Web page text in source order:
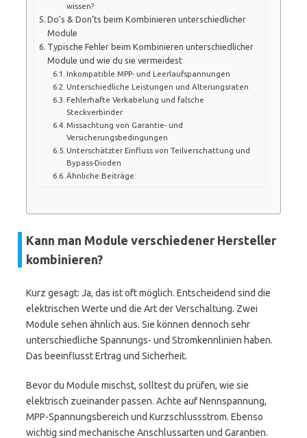
wissen?
Do’s & Don’ts beim Kombinieren unterschiedlicher
Module
Typische Fehler beim Kombinieren unterschiedlicher
Module und wie du sie vermeidest
Inkompatible MPP- und Leerlaufspannungen
Unterschiedliche Leistungen und Alterungsraten
Fehlerhafte Verkabelung und falsche
Steckverbinder
Missachtung von Garantie- und
Versicherungsbedingungen
Unterschätzter Einfluss von Teilverschattung und
Bypass-Dioden
Ähnliche Beiträge:
Kann man Module verschiedener Hersteller
kombinieren?
Kurz gesagt: Ja, das ist oft möglich. Entscheidend sind die
elektrischen Werte und die Art der Verschaltung. Zwei
Module sehen ähnlich aus. Sie können dennoch sehr
unterschiedliche Spannungs- und Stromkennlinien haben.
Das beeinflusst Ertrag und Sicherheit.
Bevor du Module mischst, solltest du prüfen, wie sie
elektrisch zueinander passen. Achte auf Nennspannung,
MPP-Spannungsbereich und Kurzschlussstrom. Ebenso
wichtig sind mechanische Anschlussarten und Garantien.